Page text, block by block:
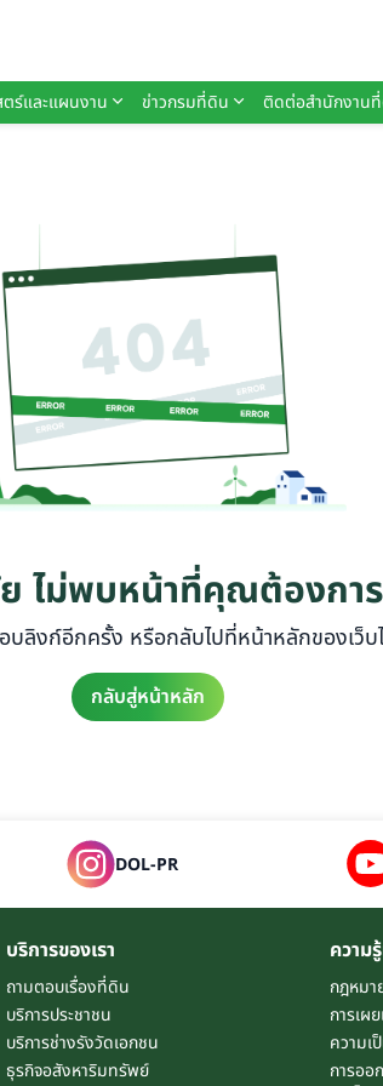
ร์และแผนงาน ข่าวกรมที่ดิน ติดต่อสำนักงาน
ไม่พบหน้าที่คุณต้องการ
ลิงก์อีกครั้ง หรือกลับไปที่หน้าหลักของเว็บ
กลับสู่หน้าหลัก
DOL-PR
บริการของเรา
ถามตอบเรื่องที่ดิน
บริการประชาชน
บริการช่างรังวัดเอกชน
ธุรกิจอสังหาริมทรัพย์
ความ
กฎหมา
การเผ
ความเ
การออ